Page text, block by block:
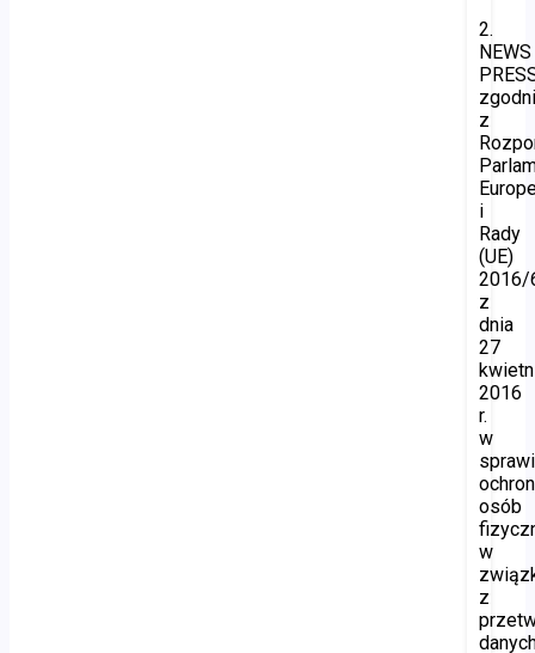
2.
NEWS
z
i
Rady
(UE)
2016/
z
dnia
27
2016
r.
w
osób
w
z